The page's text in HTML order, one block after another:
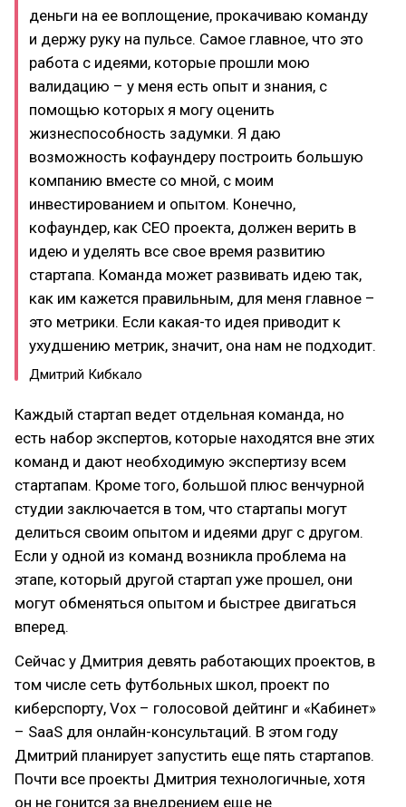
деньги на ее воплощение, прокачиваю команду
и держу руку на пульсе. Самое главное, что это
работа с идеями, которые прошли мою
валидацию – у меня есть опыт и знания, с
помощью которых я могу оценить
жизнеспособность задумки. Я даю
возможность кофаундеру построить большую
компанию вместе со мной, с моим
инвестированием и опытом. Конечно,
кофаундер, как CEO проекта, должен верить в
идею и уделять все свое время развитию
стартапа. Команда может развивать идею так,
как им кажется правильным, для меня главное –
это метрики. Если какая-то идея приводит к
ухудшению метрик, значит, она нам не подходит.
Дмитрий Кибкало
Каждый стартап ведет отдельная команда, но
есть набор экспертов, которые находятся вне этих
команд и дают необходимую экспертизу всем
стартапам. Кроме того, большой плюс венчурной
студии заключается в том, что стартапы могут
делиться своим опытом и идеями друг с другом.
Если у одной из команд возникла проблема на
этапе, который другой стартап уже прошел, они
могут обменяться опытом и быстрее двигаться
вперед.
Сейчас у Дмитрия девять работающих проектов, в
том числе сеть футбольных школ, проект по
киберспорту, Vox – голосовой дейтинг и «Кабинет»
– SaaS для онлайн-консультаций. В этом году
Дмитрий планирует запустить еще пять стартапов.
Почти все проекты Дмитрия технологичные, хотя
он не гонится за внедрением еще не